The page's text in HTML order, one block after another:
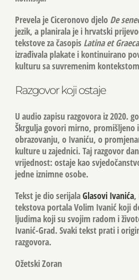
Prevela je Ciceronovo djelo De
jezik, a planirala je i hrvatski
tekstove za časopis Latina et Graeca
izrađivala plakate i kontinuirano
kulturu sa suvremenim
Razgovor koji ostaje
U audio zapisu razgovora iz 2020.
Škrgulja govori mirno, promišljeno
obrazovanju, o Ivaniću, o
kulture u zajednici. Taj razgovor
vrijednost: ostaje kao
jedne iznimne osobe.
Tekst je dio serijalaGlasovi Ivanića,
tekstova portala Volim Ivanić koji
ljudima koji su svojim radom i
Ivanić-Grad. Svaki tekst prati i
razgovora.
Ožetski Zoran